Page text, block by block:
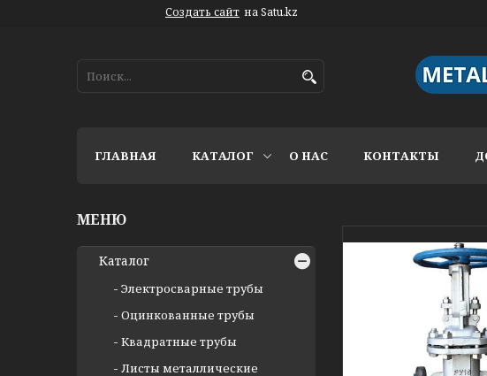
Создать сайт на Satu.kz
ГЛАВНАЯ КАТАЛОГ О НАС КОНТАКТЫ
Каталог
Электросварные трубы
Оцинкованные трубы
Квадратные трубы
Листы металлические